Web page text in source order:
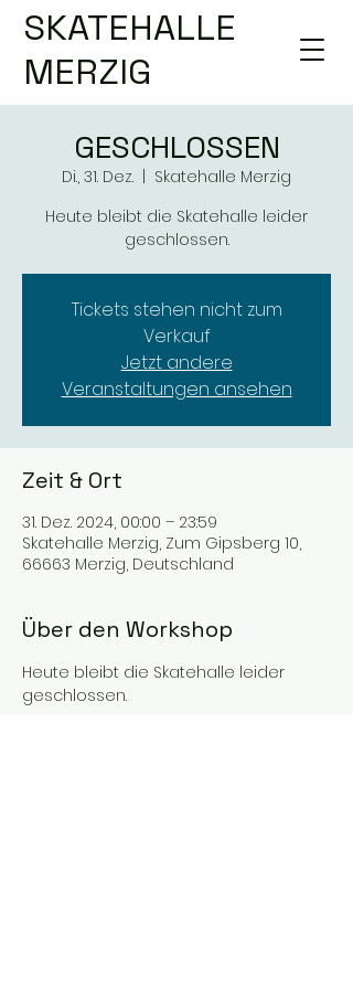
SKATEHALLE
MERZIG
GESCHLOSSEN
Di., 31. Dez.
Skatehalle Merzig
Heute bleibt die Skatehalle leider
geschlossen.
Tickets stehen nicht zum
Verkauf
Jetzt andere
Veranstaltungen ansehen
Zeit & Ort
31. Dez. 2024, 00:00 – 23:59
Skatehalle Merzig, Zum Gipsberg 10,
66663 Merzig, Deutschland
Über den Workshop
Heute bleibt die Skatehalle leider
geschlossen.